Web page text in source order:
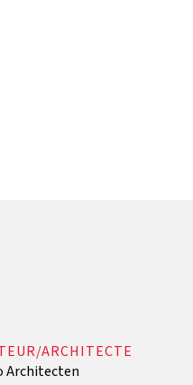
ARCHITECTE
Architecten